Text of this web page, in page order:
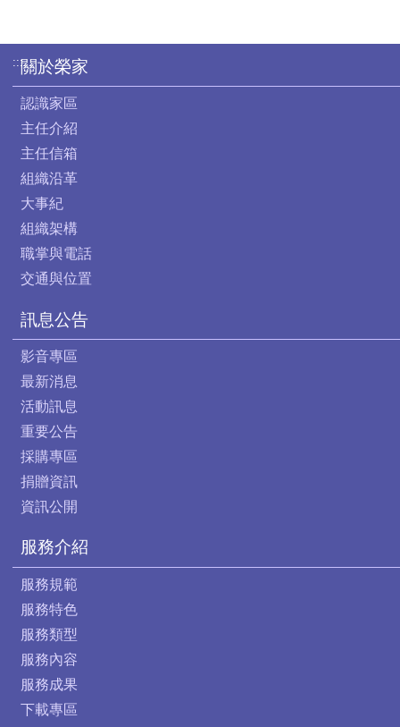
:::關於榮家
認識家區
主任介紹
主任信箱
組織沿革
大事紀
組織架構
職掌與電話
交通與位置
訊息公告
影音專區
最新消息
活動訊息
重要公告
採購專區
捐贈資訊
資訊公開
服務介紹
服務規範
服務特色
服務類型
服務內容
服務成果
下載專區